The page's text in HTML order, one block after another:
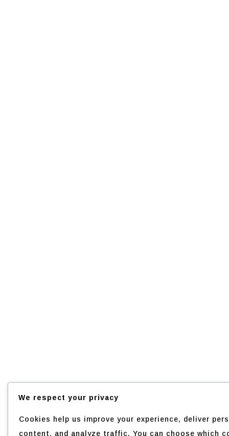
We respect your privacy
Cookies help us improve your experience, deliver
content, and analyze traffic. You can choose which